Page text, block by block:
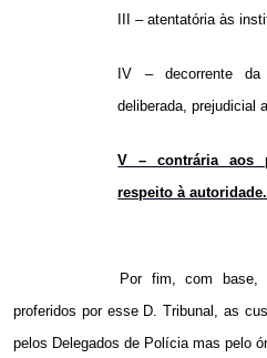
III – atentatória às
IV – decorrente
deliberada, prejudicial
V – contrária aos
respeito à autoridade.
Por fim, com base,
proferidos por esse D. Tribunal, as
pelos Delegados de Polícia mas pelo